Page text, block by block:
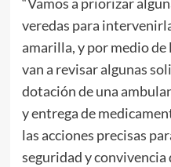
veredas para
amarilla, y por medio de
van a revisar algunas
dotación de una
y entrega de
las acciones precisas
seguridad y convivencia